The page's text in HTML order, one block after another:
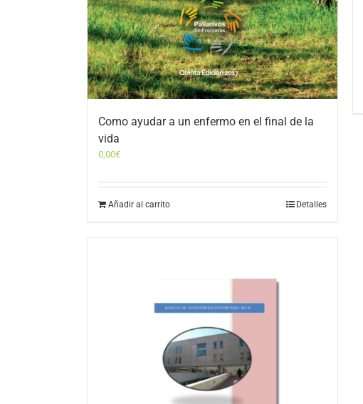
Como ayudar a un enfermo en el final de la
vida
0,00€
Añadir al carrito Detalles